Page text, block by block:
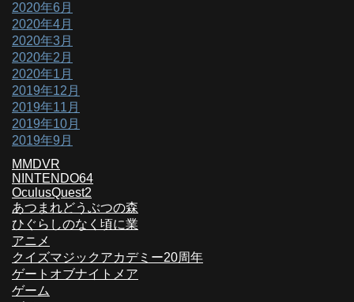
2020年6月
2020年4月
2020年3月
2020年2月
2020年1月
2019年12月
2019年11月
2019年10月
2019年9月
MMDVR
NINTENDO64
OculusQuest2
あつまれどうぶつの森
ひぐらしのなく頃に業
アニメ
クイズマジックアカデミー20周年
ゲートオブナイトメア
ゲーム